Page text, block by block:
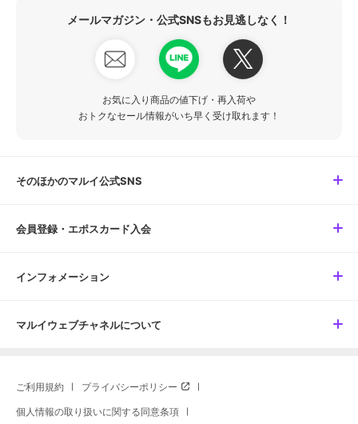
メールマガジン・公式SNSもお見逃しなく！
お気に入り商品の値下げ・再入荷や
おトクなセール情報がいち早く受け取れます！
そのほかのマルイ公式SNS
会員登録・エポスカード入会
インフォメーション
マルイウェブチャネルについて
ご利用規約 プライバシーポリシー
個人情報の取り扱いに関する同意条項